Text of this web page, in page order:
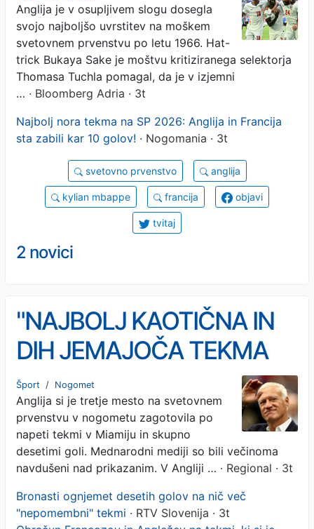
mesto
Anglija je v osupljivem slogu dosegla
svojo najboljšo uvrstitev na moškem
svetovnem prvenstvu po letu 1966. Hat-
trick Bukaya Sake je moštvu kritiziranega selektorja
Thomasa Tuchla pomagal, da je v izjemni
… · Bloomberg Adria · 3t
Najbolj nora tekma na SP 2026: Anglija in Francija
sta zabili kar 10 golov! · Nogomania · 3t
svetovno prvenstvo anglija
kylian mbappe francija objavi
tvitaj
2 novici
"NAJBOLJ KAOTIČNA IN
DIH JEMAJOČA TEKMA
TURNIRJA": Anglija v
spektaklu osvojila bron
proti Franciji (VIDEO)
Šport / Nogomet
Anglija si je tretje mesto na svetovnem
prvenstvu v nogometu zagotovila po
napeti tekmi v Miamiju in skupno
desetimi goli. Mednarodni mediji so bili večinoma
navdušeni nad prikazanim. V Angliji … · Regional · 3t
Bronasti ognjemet desetih golov na nič več
"nepomembni" tekmi · RTV Slovenija · 3t